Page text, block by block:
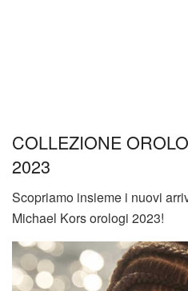
COLLEZIONE
2023
Scopriamo insieme i nuovi
Michael Kors orologi 2023!